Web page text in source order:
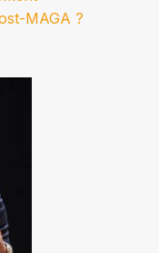
MAGA ?